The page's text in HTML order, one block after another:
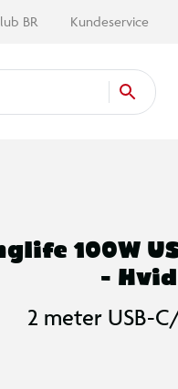
BR Kundeservice
100W
- Hvid
2 meter USB-